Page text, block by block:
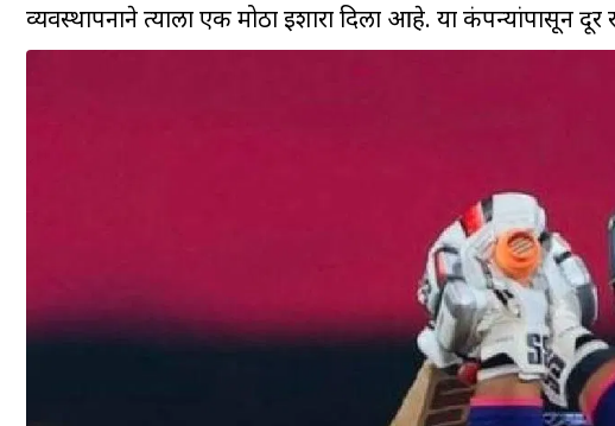
व्यवस्थापनाने त्याला एक मोठा इशारा दिला आहे. या कंपन्यांपासून